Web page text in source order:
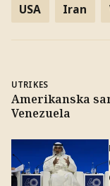
USA Iran
UTRIKES
Amerikanska
Venezuela